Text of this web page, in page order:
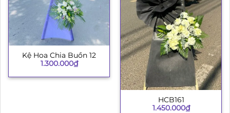
Kệ Hoa Chia Buồn 12
1.300.000₫
HCB161
1.450.000₫